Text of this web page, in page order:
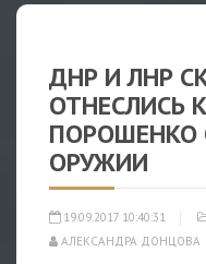
ДНР И ЛНР
ОТНЕСЛИСЬ
ПОРОШЕНКО
ОРУЖИИ
19.09.2017 10:40:31
АЛЕКСАНДРА ДОНЦОВА